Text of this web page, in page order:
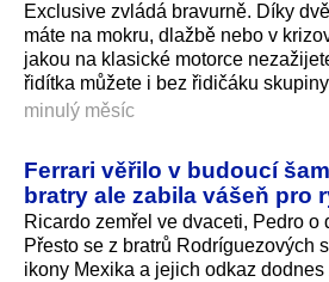
Exclusive zvládá bravurně. Díky
máte na mokru, dlažbě nebo v
jakou na klasické motorce
řidítka můžete i bez řidičáku
minulý měsíc
Ferrari věřilo v budoucí
bratry ale zabila vášeň pro
Ricardo zemřel ve dvaceti, Pedro o
Přesto se z bratrů Rodríguezových
ikony Mexika a jejich odkaz